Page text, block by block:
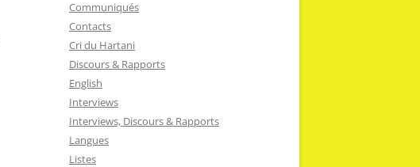
Communiqués
Contacts
Cri du Hartani
Discours & Rapports
English
Interviews
Interviews, Discours & Rapports
Langues
Listes